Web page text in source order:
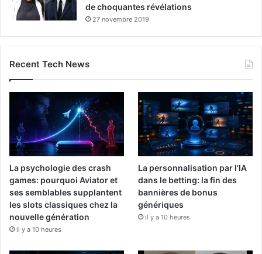
de choquantes révélations
27 novembre 2019
Recent Tech News
La psychologie des crash
games: pourquoi Aviator et
ses semblables supplantent
les slots classiques chez la
nouvelle génération
il y a 10 heures
La personnalisation par l’IA
dans le betting: la fin des
bannières de bonus
génériques
il y a 10 heures